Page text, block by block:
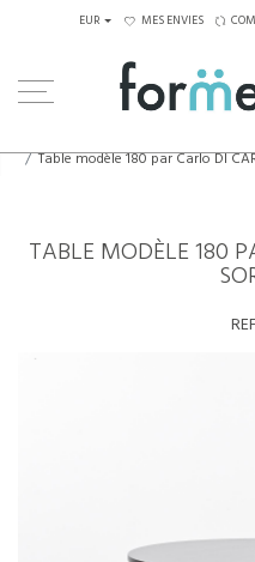
EUR MES ENVIES
Table modèle 180 par Carlo DI
TABLE MODÈLE 180